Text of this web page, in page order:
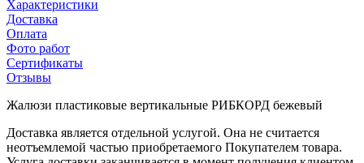
Характеристики
Доставка
Оплата
Фото работ
Сертификаты
Отзывы
Жалюзи пластиковые вертикальные РИБКОРД бежевый
Доставка является отдельной услугой. Она не считается
неотъемлемой частью приобретаемого Покупателем товара.